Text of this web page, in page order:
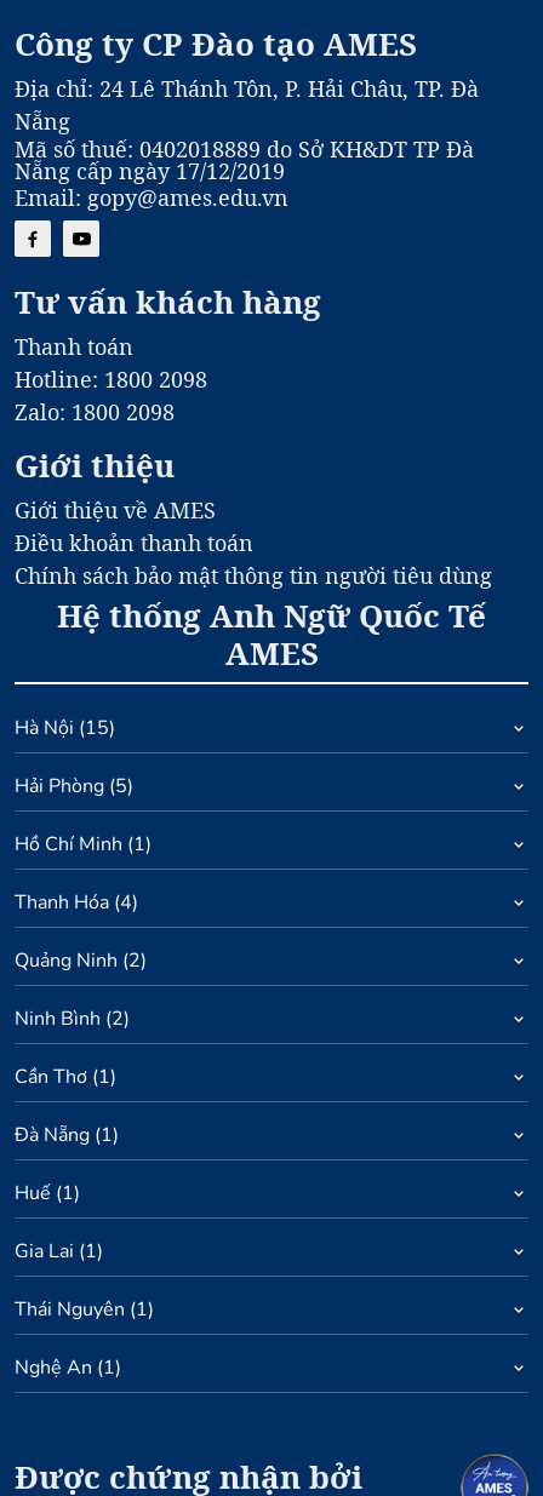
Công ty CP Đào tạo AMES
Địa chỉ: 24 Lê Thánh Tôn, P. Hải Châu, TP. Đà
Nẵng
Mã số thuế: 0402018889 do Sở KH&DT TP Đà
Nẵng cấp ngày 17/12/2019
Email: gopy@ames.edu.vn
Tư vấn khách hàng
Thanh toán
Hotline: 1800 2098
Zalo: 1800 2098
Giới thiệu
Giới thiệu về AMES
Điều khoản thanh toán
Chính sách bảo mật thông tin người tiêu dùng
Hệ thống Anh Ngữ Quốc Tế
AMES
Hà Nội (15)
Hải Phòng (5)
Hồ Chí Minh (1)
Thanh Hóa (4)
Quảng Ninh (2)
Ninh Bình (2)
Cần Thơ (1)
Đà Nẵng (1)
Huế (1)
Gia Lai (1)
Thái Nguyên (1)
Nghệ An (1)
Được chứng nhận bởi